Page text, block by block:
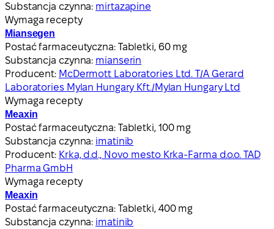
Substancja czynna: mirtazapine
Wymaga recepty
Miansegen
Postać farmaceutyczna: Tabletki, 60 mg
Substancja czynna: mianserin
Producent: McDermott Laboratories Ltd. T/A Gerard
Laboratories Mylan Hungary Kft./Mylan Hungary Ltd
Wymaga recepty
Meaxin
Postać farmaceutyczna: Tabletki, 100 mg
Substancja czynna: imatinib
Producent: Krka, d.d., Novo mesto Krka-Farma d.o.o. TAD
Pharma GmbH
Wymaga recepty
Meaxin
Postać farmaceutyczna: Tabletki, 400 mg
Substancja czynna: imatinib